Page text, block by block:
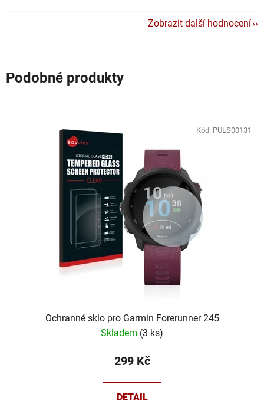
Zobrazit další hodnocení
Podobné produkty
Ochranné sklo pro Garmin Forerunner 245
Skladem (3 ks)
299 Kč
DETAIL
Kód: PULS00131